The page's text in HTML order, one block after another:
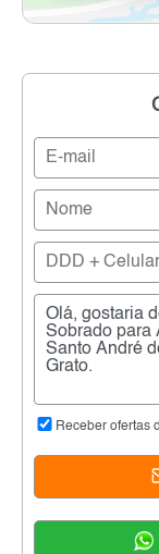
Receber ofertas